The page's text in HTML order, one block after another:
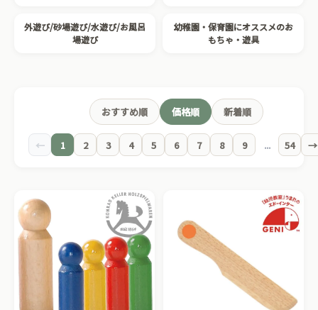
外遊び/砂場遊び/水遊び/お風呂
場遊び
幼稚園・保育園にオススメのお
もちゃ・遊具
おすすめ順 価格順 新着順
← 1 2 3 4 5 6 7 8 9 ... 54 →